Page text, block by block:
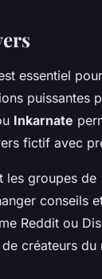
essentiel
puissantes
Inkarnate
fictif avec
les groupes de
conseils
Reddit ou
créateurs du